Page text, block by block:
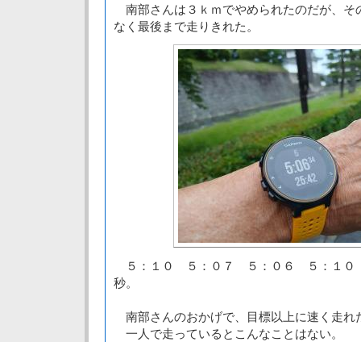
南部さんは３ｋｍでやめられたのだが、そ
なく最後まで走りきれた。
５：１０ ５：０７ ５：０６ ５：１０
秒。
南部さんのおかげで、目標以上に速く走れ
一人で走っているとこんなことはない。